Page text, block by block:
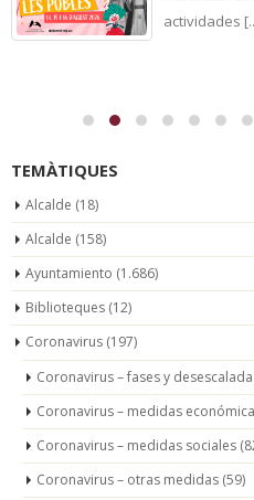
actividades
TEMÀTIQUES
Alcalde (18)
Alcalde (158)
Ayuntamiento (1.686)
Biblioteques (12)
Coronavirus (197)
Coronavirus – fases y desescalada
Coronavirus – medidas
Coronavirus – medidas sociales
Coronavirus – otras medidas (59)